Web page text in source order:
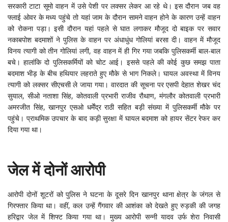
सरकारी टाटा सूमो वाहन में उसे पेशी पर लक्सर लेकर आ रहे थे। इस दौरान जब वह
फ्लाई ओवर के मध्य पहुंचे तो यहां जाम के दौरान सामने वाहन होने के कारण उन्हें वाहन
को रोकना पड़ा। इसी दौरान यहां पहले से घात लगाकर मौजूद दो बाइक पर सवार
नकाबपोश बदमाशों ने पुलिस के वाहन पर अंधाधुंध गोलियां बरसा दी। वाहन में मौजूद
विनय त्यागी को तीन गोलियां लगी, वह वाहन में ही गिर गया जबकि पुलिसकर्मी बाल-बाल
बचे। हालांकि दो पुलिसकर्मियों को चोट आई। इससे पहले की कोई कुछ समझ पाता
बदमाश भीड़ के बीच हथियार लहराते हुए मौके से भाग निकले। घायल अवस्था में विनय
त्यागी को लक्सर सीएचसी ले जाया गया। वारदात की सूचना पर एसपी देहात शेखर चंद
सुयाल, सीओ नताशा सिंह, कोतवाली प्रभारी राजीव रौथाण, मंगलौर कोतवाली प्रभारी
अमरजीत सिंह, खानपुर एसओ धर्मेंद्र राठी सहित बड़ी संख्या में पुलिसकर्मी मौके पर
पहुंचे। प्राथमिक उपचार के बाद कड़ी सुरक्षा में घायल बदमाश को हायर सेंटर रेफर कर
दिया गया था।
जेल में दोनों आरोपी
आरोपी दोनों शूटरों को पुलिस ने घटना के दूसरे दिन खानपुर थाना क्षेत्र के जंगल से
गिरफ्तार किया था। वहीं, कल उन्हें गैंगवार की आशंका को देखते हुए रुड़की की जगह
हरिद्वार जेल में शिफ्ट किया गया था। मुख्य आरोपी सन्नी यादव उर्फ शेरा निवासी